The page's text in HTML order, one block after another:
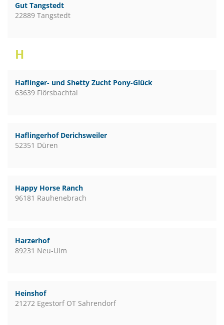
Gut Tangstedt
22889 Tangstedt
H
Haflinger- und Shetty Zucht Pony-Glück
63639 Flörsbachtal
Haflingerhof Derichsweiler
52351 Düren
Happy Horse Ranch
96181 Rauhenebrach
Harzerhof
89231 Neu-Ulm
Heinshof
21272 Egestorf OT Sahrendorf